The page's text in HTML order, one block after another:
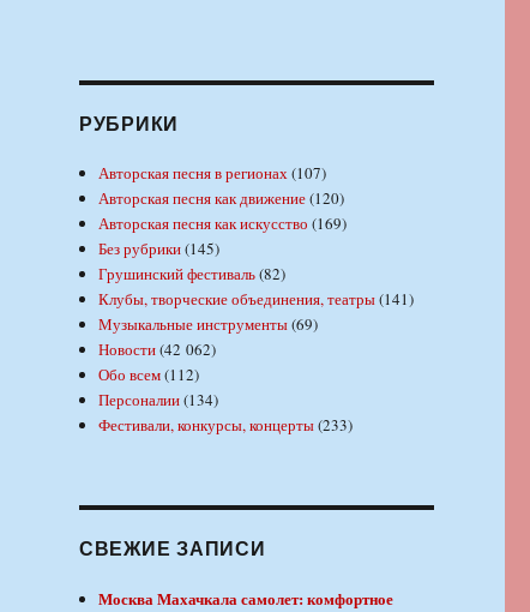
РУБРИКИ
Авторская песня в регионах(107)
Авторская песня как движение(120)
Авторская песня как искусство (169)
Без рубрики(145)
Грушинский фестиваль(82)
Клубы, творческие объединения, театры(141)
Музыкальные инструменты(69)
Новости(42 062)
Обо всем(112)
Персоналии(134)
Фестивали, конкурсы, концерты(233)
СВЕЖИЕ ЗАПИСИ
Москва Махачкала самолет: комфортное